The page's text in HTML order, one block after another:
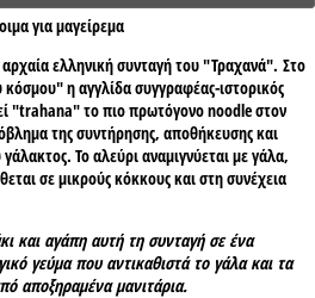
για μαγείρεμα
αρχαία ελληνική συνταγή του "Τραχανά". Στο
κόσμου" η αγγλίδα συγγραφέας-ιστορικός
"trahana" το πιο πρωτόγονο noodle στον
της συντήρησης, αποθήκευσης και
Το αλεύρι αναμιγνύεται με γάλα,
σε μικρούς κόκκους και στη συνέχεια
και αγάπη αυτή τη συνταγή σε ένα
γεύμα που αντικαθιστά το γάλα και τα
αποξηραμένα μανιτάρια.